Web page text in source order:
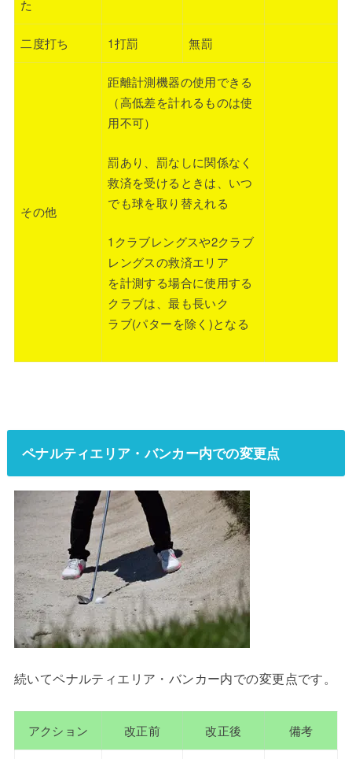
た
二度打ち 1打罰 無罰
その他
距離計測機器の使用できる
（高低差を計れるものは使
用不可）
罰あり、罰なしに関係なく
救済を受けるときは、いつ
でも球を取り替えれる
1クラブレングスや2クラブ
レングスの救済エリア
を計測する場合に使用する
クラブは、最も長いク
ラブ(パターを除く)となる
ペナルティエリア・バンカー内での変更点
続いてペナルティエリア・バンカー内での変更点です。
アクション 改正前 改正後 備考